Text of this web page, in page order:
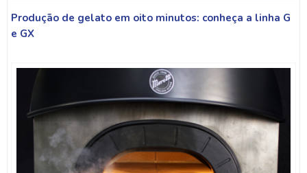
Produção de gelato em oito minutos: conheça a linha G
e GX